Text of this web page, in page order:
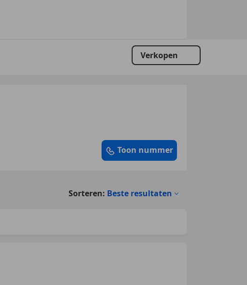
Verkopen
Toon nummer
Sorteren: Beste resultaten